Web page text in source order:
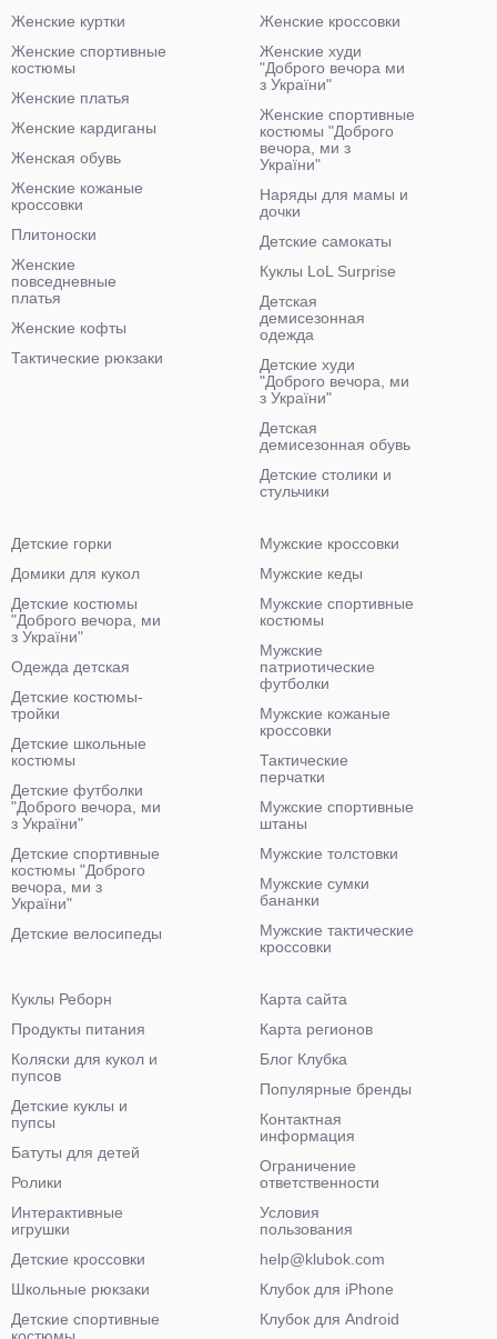
Женские куртки
Женские спортивные
костюмы
Женские платья
Женские кардиганы
Женская обувь
Женские кожаные
кроссовки
Плитоноски
Женские
повседневные
платья
Женские кофты
Тактические рюкзаки
Женские кроссовки
Женские худи
"Доброго вечора ми
з України"
Женские спортивные
костюмы "Доброго
вечора, ми з
України"
Наряды для мамы и
дочки
Детские самокаты
Куклы LoL Surprise
Детская
демисезонная
одежда
Детские худи
"Доброго вечора, ми
з України"
Детская
демисезонная обувь
Детские столики и
стульчики
Детские горки
Домики для кукол
Детские костюмы
"Доброго вечора, ми
з України"
Одежда детская
Детские костюмы-
тройки
Детские школьные
костюмы
Детские футболки
"Доброго вечора, ми
з України"
Детские спортивные
костюмы "Доброго
вечора, ми з
України"
Детские велосипеды
Мужские кроссовки
Мужские кеды
Мужские спортивные
костюмы
Мужские
патриотические
футболки
Мужские кожаные
кроссовки
Тактические
перчатки
Мужские спортивные
штаны
Мужские толстовки
Мужские сумки
бананки
Мужские тактические
кроссовки
Куклы Реборн
Продукты питания
Коляски для кукол и
пупсов
Детские куклы и
пупсы
Батуты для детей
Ролики
Интерактивные
игрушки
Детские кроссовки
Школьные рюкзаки
Детские спортивные
Карта сайта
Карта регионов
Блог Клубка
Популярные бренды
Контактная
информация
Ограничение
ответственности
Условия
пользования
help@klubok.com
Клубок для iPhone
Клубок для Android